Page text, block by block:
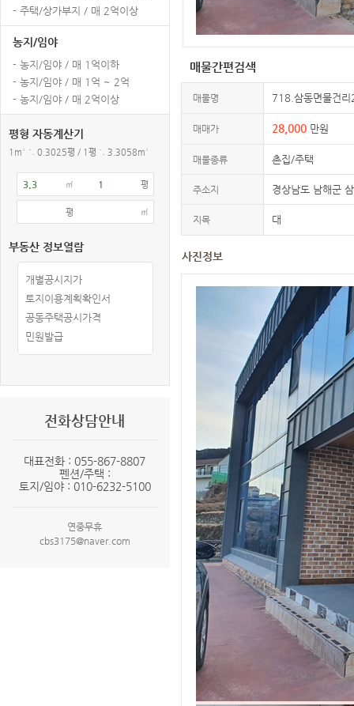
- 주택/상가부지 / 매 2억이상
농지/임야
- 농지/임야 / 매 1억이하
- 농지/임야 / 매 1억 ~ 2억
- 농지/임야 / 매 2억이상
평형 자동계산기
1m² ≒ 0.3025평 / 1평 ≒ 3.3058m²
㎡ 평
평 ㎡
부동산 정보열람
개별공시지가
토지이용계획확인서
공동주택공시가격
민원발급
전화상담안내
대표전화 : 055-867-8807
펜션/주택 :
토지/임야 : 010-6232-5100
연중무휴
cbs3175@naver.com
매물간편검색
매물명 718.삼동면물건
매매가 28,000 만원
매물종류 촌집/주택
주소지 경상남도 남해군
지목 대
사진정보